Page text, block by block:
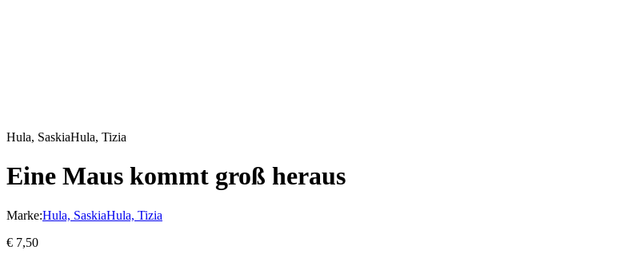
Hula, SaskiaHula, Tizia
Eine Maus kommt groß heraus
Marke:Hula, SaskiaHula, Tizia
€ 7,50